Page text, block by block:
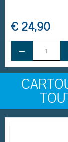
€ 24,90
−